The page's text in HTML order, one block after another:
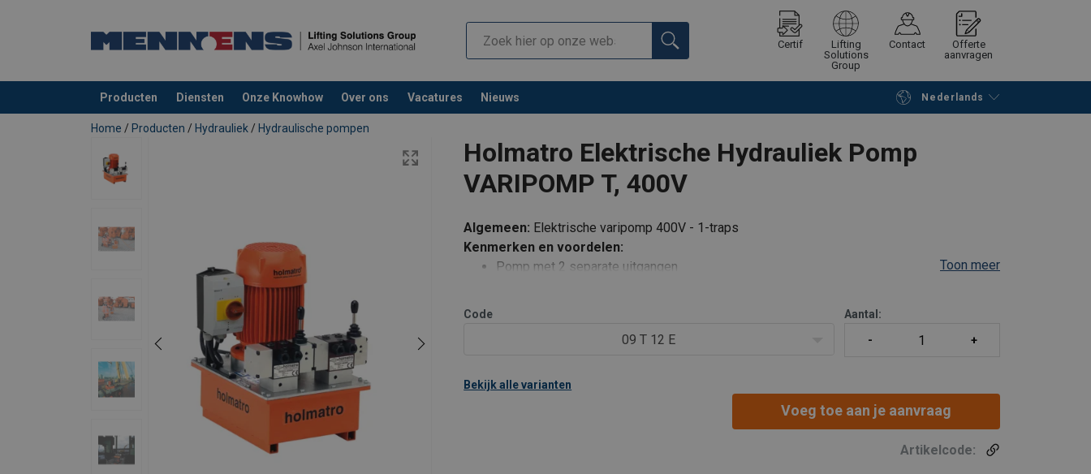
Certif
Lifting
Solutions
Group
Contact
Offerte
aanvragen
Producten Diensten Onze Knowhow Over ons Vacatures Nieuws Nederlands
toegevoegd aan uw offerte Verder winkelen Vraag offerte aan
Home / Producten / Hydrauliek / Hydraulische pompen
Holmatro Elektrische Hydrauliek Pomp
VARIPOMP T, 400V
Algemeen: Elektrische varipomp 400V - 1-traps
Kenmerken en voordelen:
Pomp met 2 separate uitgangen
Toon meer
Code
09 T 12 E
Aantal:
Bekijk alle varianten
Voeg toe aan je aanvraag
Artikelcode: